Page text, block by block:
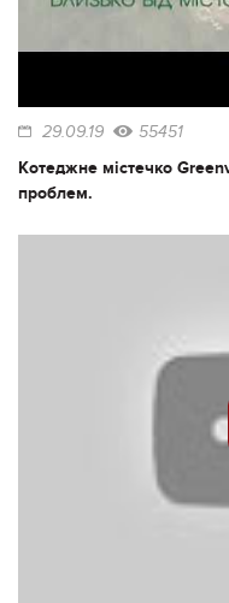
29.09.19 55451
Котеджне містечко
проблем.